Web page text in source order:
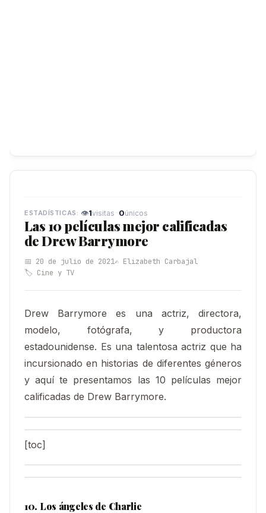
👁1visitas · 0únicos
Las 10 películas mejor calificadas
de Drew Barrymore
📅 20 de julio de 2021✍️ Elizabeth Carbajal
🏷️ Cine y TV
Drew Barrymore es una actriz, directora,
modelo, fotógrafa, y productora
estadounidense. Es una talentosa actriz que ha
incursionado en historias de diferentes géneros
y aquí te presentamos las 10 películas mejor
calificadas de Drew Barrymore.
[toc]
10. Los ángeles de Charlie